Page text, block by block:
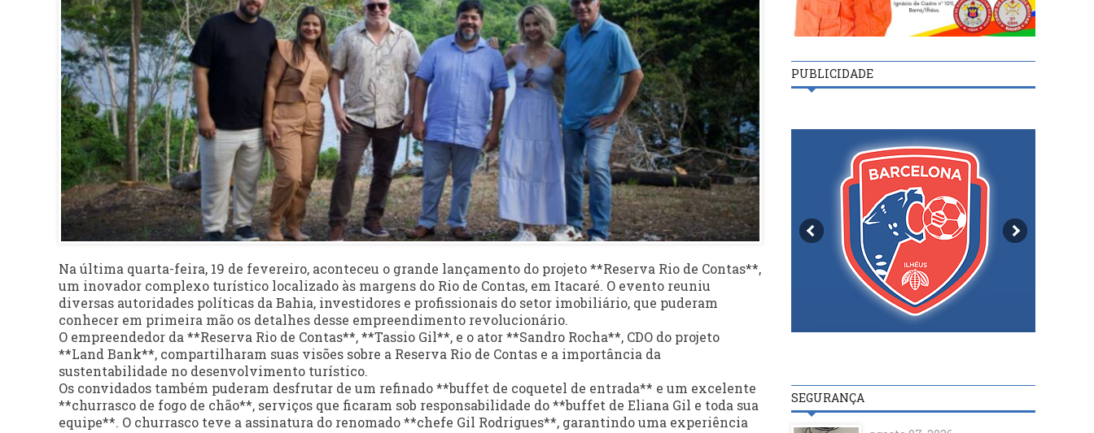
Na última quarta-feira, 19 de fevereiro, aconteceu o grande lançamento do projeto **Reserva Rio de Contas**,
um inovador complexo turístico localizado às margens do Rio de Contas, em Itacaré. O evento reuniu
diversas autoridades políticas da Bahia, investidores e profissionais do setor imobiliário, que puderam
conhecer em primeira mão os detalhes desse empreendimento revolucionário.
O empreendedor da **Reserva Rio de Contas**, **Tassio Gil**, e o ator **Sandro Rocha**, CDO do projeto
**Land Bank**, compartilharam suas visões sobre a Reserva Rio de Contas e a importância da
sustentabilidade no desenvolvimento turístico.
Os convidados também puderam desfrutar de um refinado **buffet de coquetel de entrada** e um excelente
**churrasco de fogo de chão**, serviços que ficaram sob responsabilidade do **buffet de Eliana Gil e toda sua
equipe**. O churrasco teve a assinatura do renomado **chefe Gil Rodrigues**, garantindo uma experiência
PUBLICIDADE
SEGURANÇA